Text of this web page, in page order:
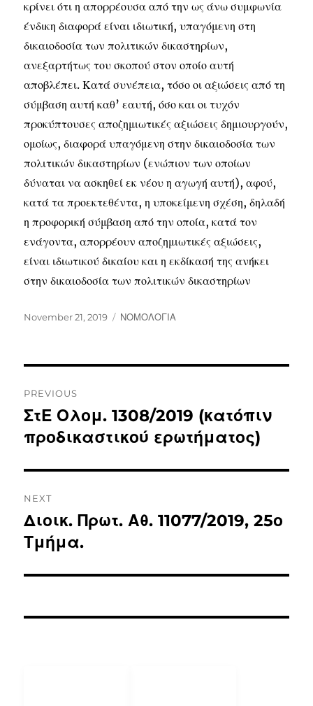
κρίνει ότι η απορρέουσα από την ως άνω συμφωνία
ένδικη διαφορά είναι ιδιωτική, υπαγόμενη στη
δικαιοδοσία των πολιτικών δικαστηρίων,
ανεξαρτήτως του σκοπού στον οποίο αυτή
αποβλέπει. Κατά συνέπεια, τόσο οι αξιώσεις από τη
σύμβαση αυτή καθ’ εαυτή, όσο και οι τυχόν
προκύπτουσες αποζημιωτικές αξιώσεις δημιουργούν,
ομοίως, διαφορά υπαγόμενη στην δικαιοδοσία των
πολιτικών δικαστηρίων (ενώπιον των οποίων
δύναται να ασκηθεί εκ νέου η αγωγή αυτή), αφού,
κατά τα προεκτεθέντα, η υποκείμενη σχέση, δηλαδή
η προφορική σύμβαση από την οποία, κατά τον
ενάγοντα, απορρέουν αποζημιωτικές αξιώσεις,
είναι ιδιωτικού δικαίου και η εκδίκασή της ανήκει
στην δικαιοδοσία των πολιτικών δικαστηρίων
November 21, 2019 ΝΟΜΟΛΟΓΙΑ
PREVIOUS
ΣτΕ Ολομ. 1308/2019 (κατόπιν
προδικαστικού ερωτήματος)
NEXT
Διοικ. Πρωτ. Αθ. 11077/2019, 25ο
Τμήμα.